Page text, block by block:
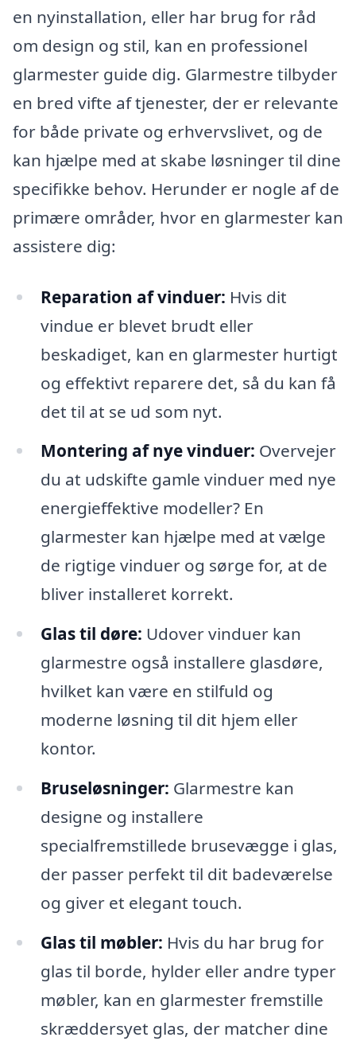
en nyinstallation, eller har brug for råd
om design og stil, kan en professionel
glarmester guide dig. Glarmestre tilbyder
en bred vifte af tjenester, der er relevante
for både private og erhvervslivet, og de
kan hjælpe med at skabe løsninger til dine
specifikke behov. Herunder er nogle af de
primære områder, hvor en glarmester kan
assistere dig:
Reparation af vinduer: Hvis dit
vindue er blevet brudt eller
beskadiget, kan en glarmester hurtigt
og effektivt reparere det, så du kan få
det til at se ud som nyt.
Montering af nye vinduer: Overvejer
du at udskifte gamle vinduer med nye
energieffektive modeller? En
glarmester kan hjælpe med at vælge
de rigtige vinduer og sørge for, at de
bliver installeret korrekt.
Glas til døre: Udover vinduer kan
glarmestre også installere glasdøre,
hvilket kan være en stilfuld og
moderne løsning til dit hjem eller
kontor.
Bruseløsninger: Glarmestre kan
designe og installere
specialfremstillede brusevægge i glas,
der passer perfekt til dit badeværelse
og giver et elegant touch.
Glas til møbler: Hvis du har brug for
glas til borde, hylder eller andre typer
møbler, kan en glarmester fremstille
skræddersyet glas, der matcher dine